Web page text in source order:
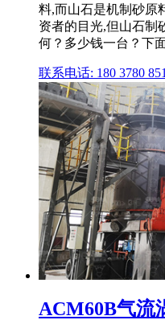
料,而山石是机制砂原
资者的目光,但山石制
何？多少钱一台？下
联系电话: 180 3780
ACM60B气流